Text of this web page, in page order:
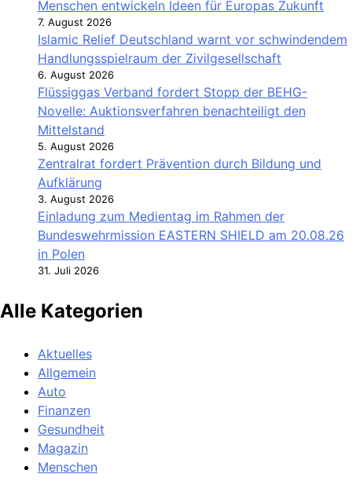
Menschen entwickeln Ideen für Europas Zukunft
7. August 2026
Islamic Relief Deutschland warnt vor schwindendem
Handlungsspielraum der Zivilgesellschaft
6. August 2026
Flüssiggas Verband fordert Stopp der BEHG-
Novelle: Auktionsverfahren benachteiligt den
Mittelstand
5. August 2026
Zentralrat fordert Prävention durch Bildung und
Aufklärung
3. August 2026
Einladung zum Medientag im Rahmen der
Bundeswehrmission EASTERN SHIELD am 20.08.26
in Polen
31. Juli 2026
Alle Kategorien
Aktuelles
Allgemein
Auto
Finanzen
Gesundheit
Magazin
Menschen